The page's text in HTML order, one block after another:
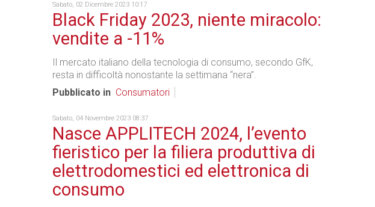
Sabato, 02 Dicembre 2023 10:17
Black Friday 2023, niente miracolo:
vendite a -11%
Il mercato italiano della tecnologia di consumo, secondo GfK,
resta in difficoltà nonostante la settimana “nera”.
Pubblicato in Consumatori
Sabato, 04 Novembre 2023 08:37
Nasce APPLITECH 2024, l’evento
fieristico per la filiera produttiva di
elettrodomestici ed elettronica di
consumo